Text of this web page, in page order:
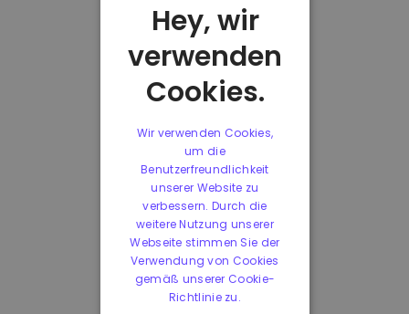
Hey, wir
verwenden
Cookies.
Wir verwenden Cookies,
um die
Benutzerfreundlichkeit
unserer Website zu
verbessern. Durch die
weitere Nutzung unserer
Webseite stimmen Sie der
Verwendung von Cookies
gemäß unserer Cookie-
Richtlinie zu.